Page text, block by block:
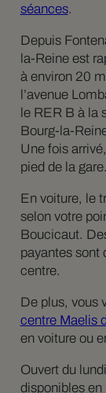
séances.
Depuis
la-Reine est
à environ 20
l’avenue
le RER B à la
Bourg-la-
Une fois
pied de la gare.
En voiture, le
selon votre
Boucicaut.
payantes sont
centre.
De plus, vous
centre Maelis
en voiture ou
Ouvert du
disponibles